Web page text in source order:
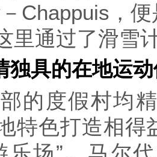
Chappuis，
里通过了滑雪
独具的在地运
的度假村均
特色打造相得